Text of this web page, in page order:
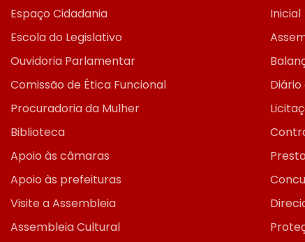
Espaço Cidadania
Escola do Legislativo
Ouvidoria Parlamentar
Comissão de Ética Funcional
Procuradoria da Mulher
Biblioteca
Apoio às câmaras
Apoio às prefeituras
Visite a Assembleia
Assembleia Cultural
Inicial
Diário